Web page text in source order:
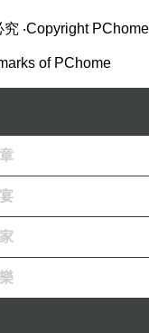
究 ‧Copyright PChome
of PChome